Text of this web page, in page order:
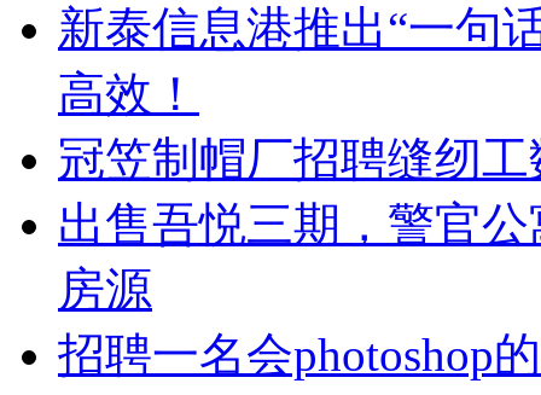
新泰信息港推出“一句
高效！
冠笠制帽厂招聘缝纫
出售吾悦三期，警官
房源
招聘一名会photoshop